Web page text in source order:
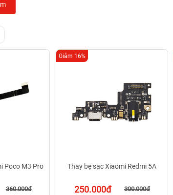
Poco M3 Pro
360.000đ
Thay bẹ sạc Xiaomi Redmi 5A
250.000đ 300.000đ
Giảm 16%